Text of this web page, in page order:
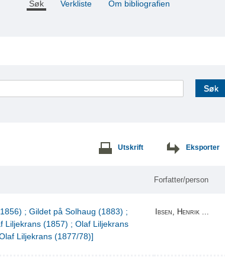
Søk Verkliste Om bibliografien
Søk
Utskrift Eksporter
Forfatter/person
; Gildet på Solhaug (1883) ;
Liljekrans (1857) ; Olaf Liljekrans
Liljekrans (1877/78)]
Ibsen, Henrik ...